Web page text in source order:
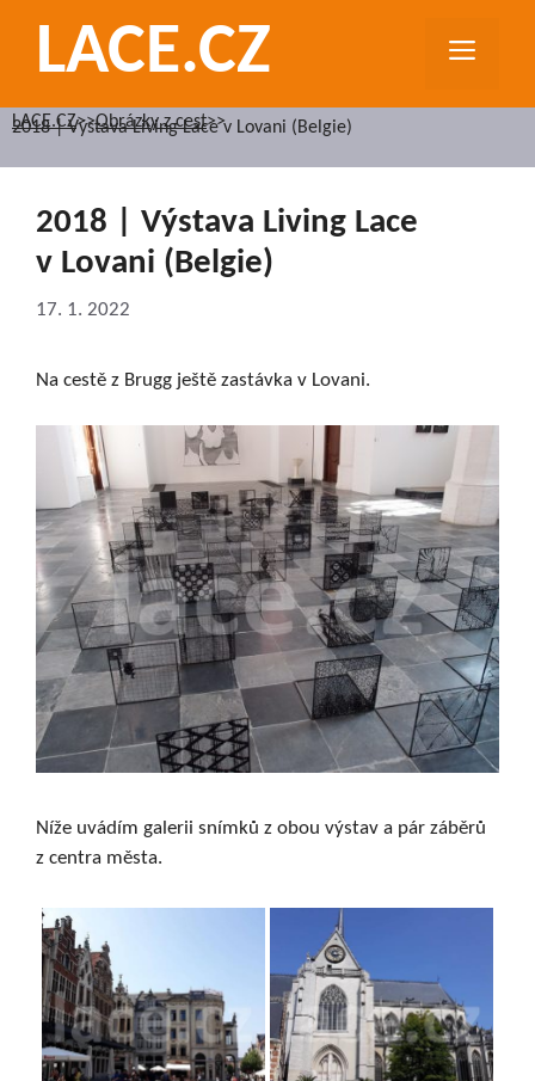
obsahLACE.CZ
LACE.CZ>>Obrázky z cest>>
2018 | Výstava Living Lace v Lovani (Belgie)
2018 | Výstava Living Lace
v Lovani (Belgie)
17. 1. 2022
Na cestě z Brugg ještě zastávka v Lovani.
Níže uvádím galerii snímků z obou výstav a pár záběrů
z centra města.